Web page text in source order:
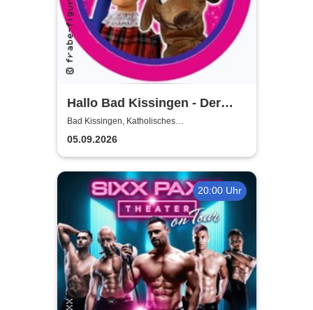
Hallo Bad Kissingen - Der
Kasper und seine Freunde
kommen zu euch!
Bad Kissingen, Katholisches
Gemeindezentrum
05.09.2026
20:00 Uhr